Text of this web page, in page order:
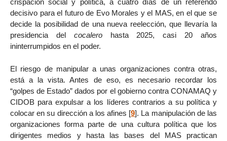
crispación social y política, a cuatro días de un referendo
decisivo para el futuro de Evo Morales y el MAS, en el que se
decide la posibilidad de una nueva reelección, que llevaría la
presidencia del cocalerohasta 2025, casi 20 años
ininterrumpidos en el poder.
El riesgo de manipular a unas organizaciones contra otras,
está a la vista. Antes de eso, es necesario recordar los
“golpes de Estado” dados por el gobierno contra CONAMAQ y
CIDOB para expulsar a los líderes contrarios a su política y
colocar en su dirección a los afines [9]. La manipulación de las
organizaciones forma parte de una cultura política que los
dirigentes medios y hasta las bases del MAS practican